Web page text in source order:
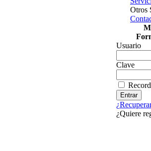
Otros
Usuario
Clave
¿Quiere